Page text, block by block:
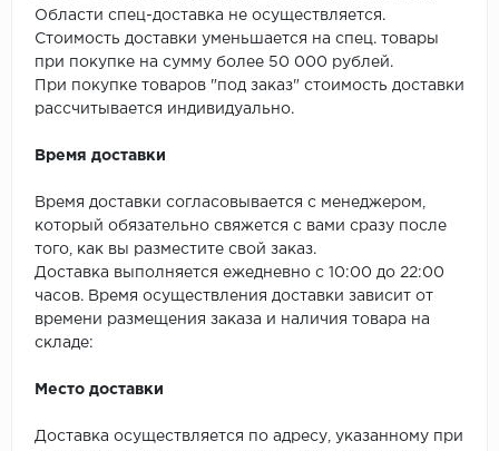
Области спец-доставка не осуществляется.
Стоимость доставки уменьшается на спец. товары
при покупке на сумму более 50 000 рублей.
При покупке товаров "под заказ" стоимость доставки
рассчитывается индивидуально.
Время доставки
Время доставки согласовывается с менеджером,
который обязательно свяжется с вами сразу после
того, как вы разместите свой заказ.
Доставка выполняется ежедневно с 10:00 до 22:00
часов. Время осуществления доставки зависит от
времени размещения заказа и наличия товара на
складе:
Место доставки
Доставка осуществляется по адресу, указанному при